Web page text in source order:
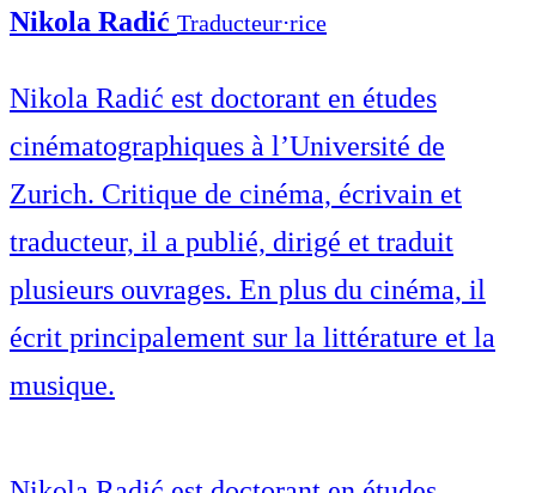
Nikola Radić Traducteur⋅rice
Nikola Radić est doctorant en études
cinématographiques à l’Université de
Zurich. Critique de cinéma, écrivain et
traducteur, il a publié, dirigé et traduit
plusieurs ouvrages. En plus du cinéma, il
écrit principalement sur la littérature et la
musique.